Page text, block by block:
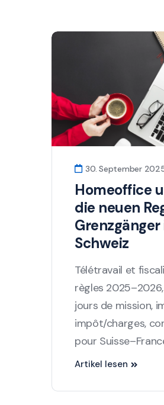
30. September
Homeoffice
die neuen
Schweiz
Télétravail et
règles
jours de mission,
impôt/charges,
pour
Artikel lesen